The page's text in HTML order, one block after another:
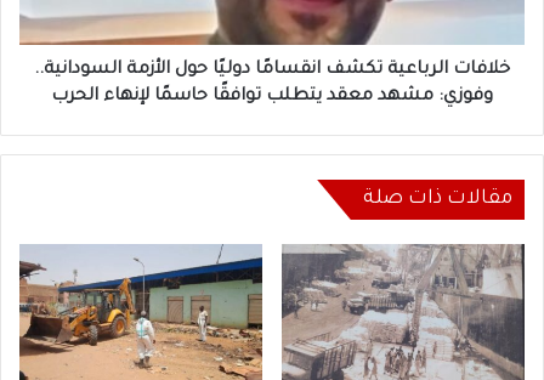
السودانية..
وفوزي:
مشهد
معقد
لإنهاء
الحرب
خلافات الرباعية تكشف انقسامًا دوليًا حول الأزمة السودانية..
وفوزي: مشهد معقد يتطلب توافقًا حاسمًا لإنهاء الحرب
مقالات ذات صلة